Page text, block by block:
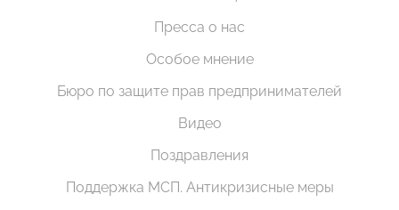
Пресса о нас
Особое мнение
Бюро по защите прав предпринимателей
Видео
Поздравления
Поддержка МСП. Антикризисные меры